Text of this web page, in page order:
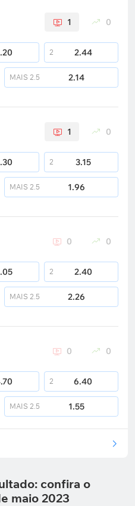
1 0
2 2.44
MAIS 2.5 2.14
1 0
2 3.15
MAIS 2.5 1.96
0 0
2 2.40
MAIS 2.5 2.26
0 0
2 6.40
MAIS 2.5 1.55
confira o
maio 2023